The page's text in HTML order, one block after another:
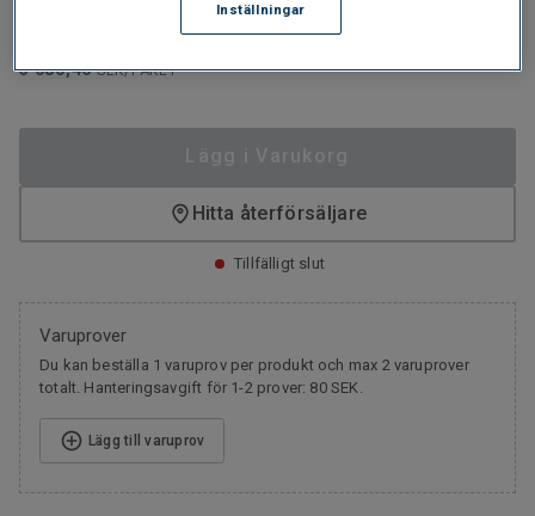
3 086,46SEK/PAKET
Hitta återförsäljare
Tillfälligt slut
Varuprover
Du kan beställa 1 varuprov per produkt och max 2 varuprover
totalt. Hanteringsavgift för 1-2 prover: 80 SEK.
Lägg till varuprov
Inställningar